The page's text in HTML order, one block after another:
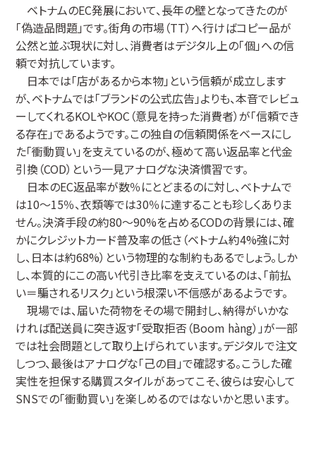
ベトナムのEC発展において、長年の壁となってきたのが
「偽造品問題」です。街角の市場（TT）へ行けばコピー品が
公然と並ぶ現状に対し、消費者はデジタル上の「個」への信
頼で対抗しています。
日本では「店があるから本物」という信頼が成立します
が、ベトナムでは「ブランドの公式広告」よりも、本音でレビュ
ーしてくれるKOLやKOC（意見を持った消費者）が「信頼でき
る存在」であるようです。この独自の信頼関係をベースにし
た「衝動買い」を支えているのが、極めて高い返品率と代金
引換（COD）という一見アナログな決済慣習です。
日本のEC返品率が数％にとどまるのに対し、ベトナムで
は10〜15％、衣類等では30％に達することも珍しくありま
せん。決済手段の約80〜90%を占めるCODの背景には、確
かにクレジットカード普及率の低さ（ベトナム約4%強に対
し、日本は約68%）という物理的な制約もあるでしょう。しか
し、本質的にこの高い代引き比率を支えているのは、「前払
い＝騙されるリスク」という根深い不信感があるようです。
現場では、届いた荷物をその場で開封し、納得がいかな
ければ配送員に突き返す「受取拒否（Boom hàng）」が一部
では社会問題として取り上げられています。デジタルで注文
しつつ、最後はアナログな「己の目」で確認する。こうした確
実性を担保する購買スタイルがあってこそ、彼らは安心して
SNSでの「衝動買い」を楽しめるのではないかと思います。